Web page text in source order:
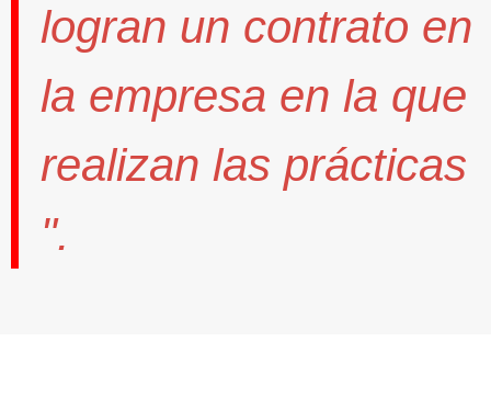
logran un contrato en
la empresa en la que
realizan las prácticas
".